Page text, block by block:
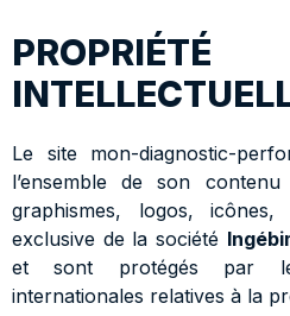
PROPRIÉTÉ
Le site mon-diagnostic-
l’ensemble de son
graphismes, logos,
exclusive de la société
et sont protégés par
internationales relatives à la